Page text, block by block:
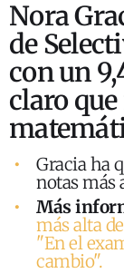
Nora
de
con un
claro
Gracia ha
notas más
Más
más alta
"En el
cambio".